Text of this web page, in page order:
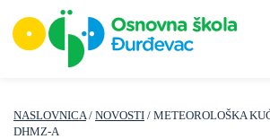
NASLOVNICA/ NOVOSTI / METEOROLOŠKA
DHMZ-A